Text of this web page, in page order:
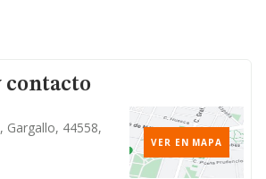
Gargallo, 44558,
VER EN MAPA